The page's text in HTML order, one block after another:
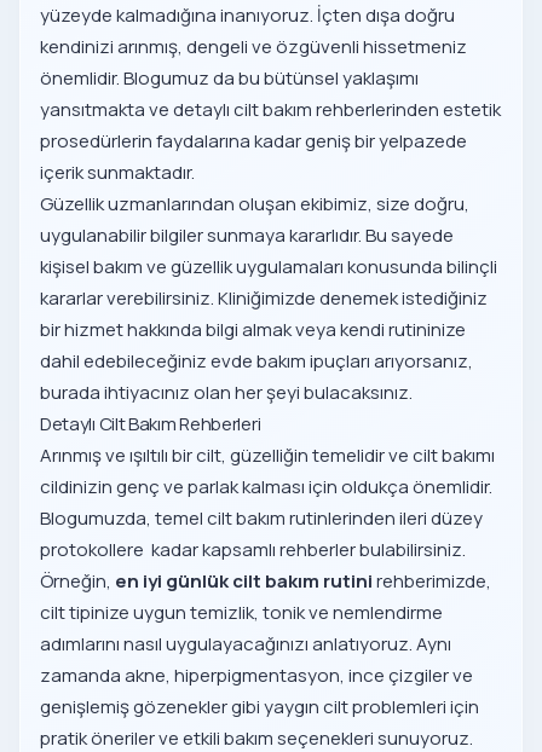
yüzeyde kalmadığına inanıyoruz. İçten dışa doğru
kendinizi arınmış, dengeli ve özgüvenli hissetmeniz
önemlidir. Blogumuz da bu bütünsel yaklaşımı
yansıtmakta ve detaylı cilt bakım rehberlerinden estetik
prosedürlerin faydalarına kadar geniş bir yelpazede
içerik sunmaktadır.
Güzellik uzmanlarından oluşan ekibimiz, size doğru,
uygulanabilir bilgiler sunmaya kararlıdır. Bu sayede
kişisel bakım ve güzellik uygulamaları konusunda bilinçli
kararlar verebilirsiniz. Kliniğimizde denemek istediğiniz
bir hizmet hakkında bilgi almak veya kendi rutininize
dahil edebileceğiniz evde bakım ipuçları arıyorsanız,
burada ihtiyacınız olan her şeyi bulacaksınız.
Detaylı Cilt Bakım Rehberleri
Arınmış ve ışıltılı bir cilt, güzelliğin temelidir ve cilt bakımı
cildinizin genç ve parlak kalması için oldukça önemlidir.
Blogumuzda, temel cilt bakım rutinlerinden ileri düzey
protokollere kadar kapsamlı rehberler bulabilirsiniz.
Örneğin, en iyi günlük cilt bakım rutinirehberimizde,
cilt tipinize uygun temizlik, tonik ve nemlendirme
adımlarını nasıl uygulayacağınızı anlatıyoruz. Aynı
zamanda akne, hiperpigmentasyon, ince çizgiler ve
genişlemiş gözenekler gibi yaygın cilt problemleri için
pratik öneriler ve etkili bakım seçenekleri sunuyoruz.